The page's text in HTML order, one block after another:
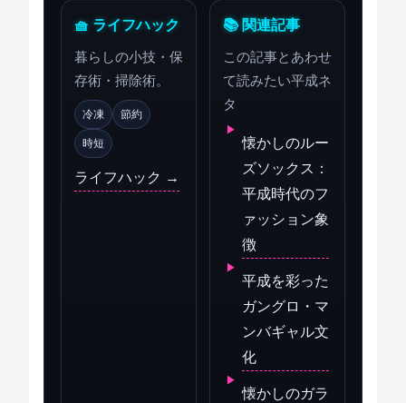
🧺 ライフハック
暮らしの小技・保
存術・掃除術。
冷凍 節約
時短
ライフハック →
📚 関連記事
この記事とあわせ
て読みたい平成ネ
タ
懐かしのルー
ズソックス：
平成時代のフ
ァッション象
徴
平成を彩った
ガングロ・マ
ンバギャル文
化
懐かしのガラ